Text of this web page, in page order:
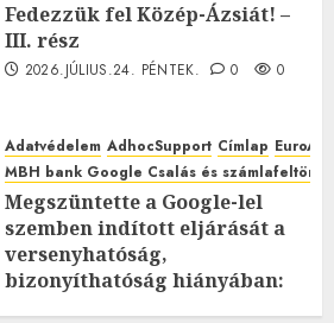
Fedezzük fel Közép-Ázsiát! –
III. rész
2026.JÚLIUS.24. PÉNTEK. 0 0
Adatvédelem AdhocSupport Címlap
MBH bank Google Csalás és
Megszüntette a Google-lel
szemben indított eljárását a
versenyhatóság,
bizonyíthatóság hiányában: